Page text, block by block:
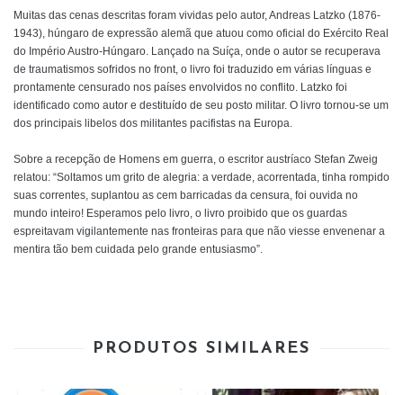
Muitas das cenas descritas foram vividas pelo autor, Andreas Latzko (1876-
1943), húngaro de expressão alemã que atuou como oficial do Exército Real
do Império Austro-Húngaro. Lançado na Suíça, onde o autor se recuperava
de traumatismos sofridos no front, o livro foi traduzido em várias línguas e
prontamente censurado nos países envolvidos no conflito. Latzko foi
identificado como autor e destituído de seu posto militar. O livro tornou-se um
dos principais libelos dos militantes pacifistas na Europa.
Sobre a recepção de Homens em guerra, o escritor austríaco Stefan Zweig
relatou: “Soltamos um grito de alegria: a verdade, acorrentada, tinha rompido
suas correntes, suplantou as cem barricadas da censura, foi ouvida no
mundo inteiro! Esperamos pelo livro, o livro proibido que os guardas
espreitavam vigilantemente nas fronteiras para que não viesse envenenar a
mentira tão bem cuidada pelo grande entusiasmo”.
PRODUTOS SIMILARES